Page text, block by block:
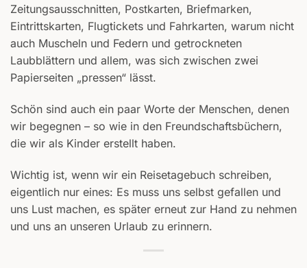
Zeitungsausschnitten, Postkarten, Briefmarken,
Eintrittskarten, Flugtickets und Fahrkarten, warum nicht
auch Muscheln und Federn und getrockneten
Laubblättern und allem, was sich zwischen zwei
Papierseiten „pressen“ lässt.
Schön sind auch ein paar Worte der Menschen, denen
wir begegnen – so wie in den Freundschaftsbüchern,
die wir als Kinder erstellt haben.
Wichtig ist, wenn wir ein Reisetagebuch schreiben,
eigentlich nur eines: Es muss uns selbst gefallen und
uns Lust machen, es später erneut zur Hand zu nehmen
und uns an unseren Urlaub zu erinnern.